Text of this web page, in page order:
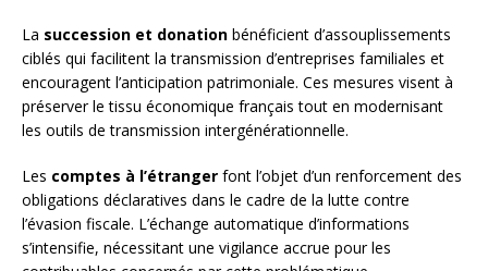
La succession et donation bénéficient d’assouplissements
ciblés qui facilitent la transmission d’entreprises familiales et
encouragent l’anticipation patrimoniale. Ces mesures visent à
préserver le tissu économique français tout en modernisant
les outils de transmission intergénérationnelle.
Les comptes à l’étranger font l’objet d’un renforcement des
obligations déclaratives dans le cadre de la lutte contre
l’évasion fiscale. L’échange automatique d’informations
s’intensifie, nécessitant une vigilance accrue pour les